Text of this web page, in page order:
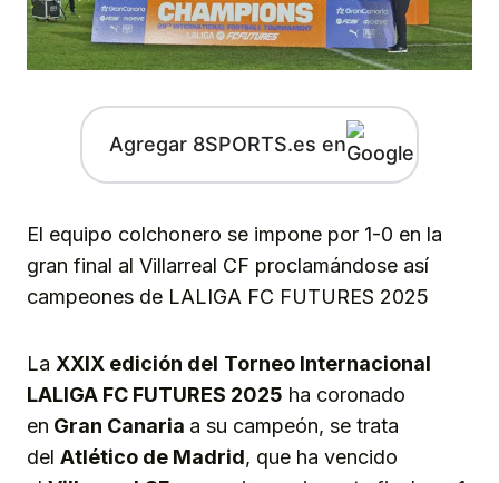
Agregar 8SPORTS.es en
El equipo colchonero se impone por 1-0 en la
gran final al Villarreal CF proclamándose así
campeones de LALIGA FC FUTURES 2025
La XXIX edición del Torneo Internacional
LALIGA FC FUTURES 2025 ha coronado
en Gran Canaria a su campeón, se trata
del Atlético de Madrid, que ha vencido